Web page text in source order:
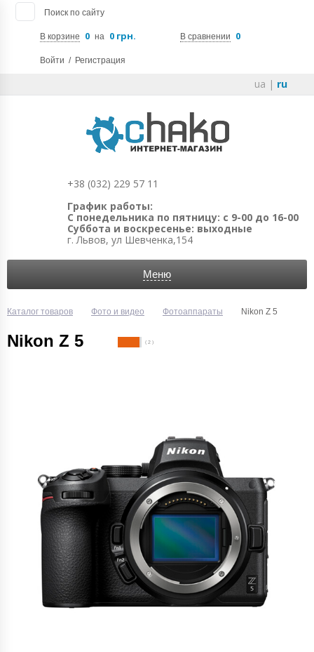
Поиск по сайту
В корзине 0 на 0 грн. В сравнении 0
Войти / Регистрация
ua | ru
+38 (032) 229 57 11
График работы:
С понедельника по пятницу: с 9-00 до 16-00
Суббота и воскресенье: выходные
г. Львов, ул Шевченка,154
Меню
Каталог товаров Фото и видео Фотоаппараты Nikon Z 5
Nikon Z 5 ( 2 )